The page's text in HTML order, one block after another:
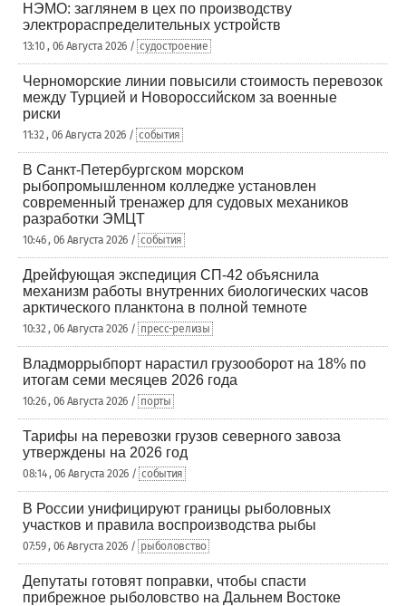
НЭМО: заглянем в цех по производству
электрораспределительных устройств
13:10 , 06 Августа 2026 / судостроение
Черноморские линии повысили стоимость перевозок
между Турцией и Новороссийском за военные
риски
11:32 , 06 Августа 2026 / события
В Санкт-Петербургском морском
рыбопромышленном колледже установлен
современный тренажер для судовых механиков
разработки ЭМЦТ
10:46 , 06 Августа 2026 / события
Дрейфующая экспедиция СП-42 объяснила
механизм работы внутренних биологических часов
арктического планктона в полной темноте
10:32 , 06 Августа 2026 / пресс-релизы
Владморрыбпорт нарастил грузооборот на 18% по
итогам семи месяцев 2026 года
10:26 , 06 Августа 2026 / порты
Тарифы на перевозки грузов северного завоза
утверждены на 2026 год
08:14 , 06 Августа 2026 / события
В России унифицируют границы рыболовных
участков и правила воспроизводства рыбы
07:59 , 06 Августа 2026 / рыболовство
Депутаты готовят поправки, чтобы спасти
прибрежное рыболовство на Дальнем Востоке